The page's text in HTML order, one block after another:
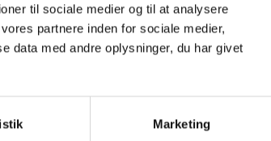
til sociale medier og til at analysere
partnere inden for sociale medier,
data med andre oplysninger, du har givet
Marketing
rådgivning
til din webordre på:
leveringen via GLS, og DAO